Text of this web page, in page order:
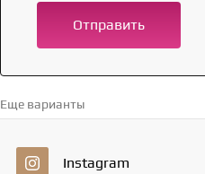
Отправить
Еще варианты
Instagram